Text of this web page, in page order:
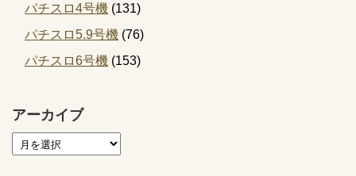
パチスロ4号機 (131)
パチスロ5.9号機 (76)
パチスロ6号機 (153)
アーカイブ